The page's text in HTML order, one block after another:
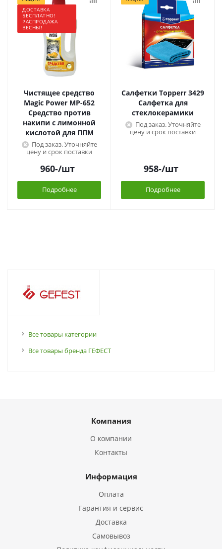
ДОСТАВКА
БЕСПЛАТНО!
РАСПРОДАЖА
ВЕСНЫ!
Чистящее средство
Magic Power МР-652
Средство против
накипи с лимонной
кислотой для ППМ
Под заказ. Уточняйте
цену и срок поставки
960-/шт
Подробнее
Салфетки Topperr 3429
Салфетка для
стеклокерамики
Под заказ. Уточняйте
цену и срок поставки
958-/шт
Подробнее
Все товары категории
Все товары бренда ГЕФЕСТ
Компания
О компании
Контакты
Информация
Оплата
Гарантия и сервис
Доставка
Самовывоз